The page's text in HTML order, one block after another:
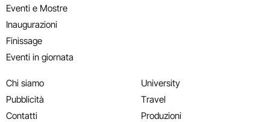
Eventi e Mostre
Inaugurazioni
Finissage
Eventi in giornata
Chi siamo
Pubblicità
Contatti
University
Travel
Produzioni